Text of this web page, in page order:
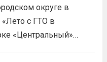
друг
показывают
подтверждая,...
округе в
«Лето с ГТО в
«Центральный»